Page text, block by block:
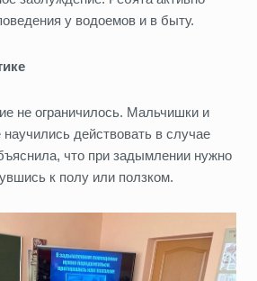
у водоемов и в быту.
не ограничилось. Мальчишки и
научились действовать в случае
что при задымлении нужно
к полу или ползком.